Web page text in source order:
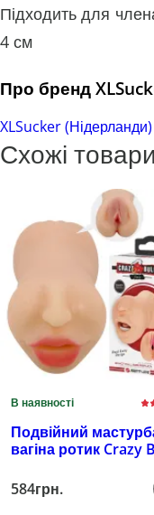
Підходить для
4 см
Про бренд
XLSucker (Нідерланди)
Схожі товари
В наявності
Подвійний
вагіна ротик Crazy
584грн.